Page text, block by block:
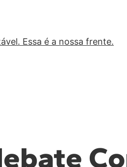
Essa é a nossa frente.